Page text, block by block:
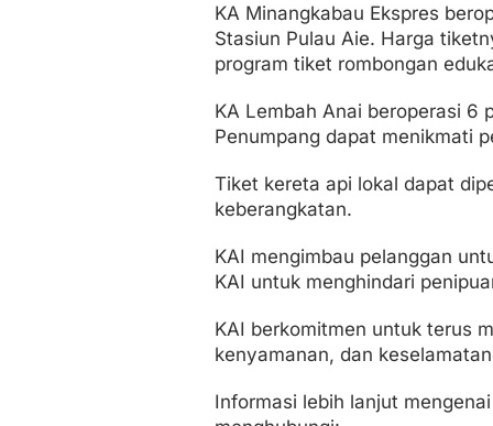
KA Minangkabau Ekspres
Stasiun Pulau Aie. Harga
program tiket rombongan
KA Lembah Anai beroperasi 6
Penumpang dapat menikmati
Tiket kereta api lokal dapat
keberangkatan.
KAI mengimbau pelanggan
KAI untuk menghindari
KAI berkomitmen untuk terus
kenyamanan, dan
Informasi lebih lanjut